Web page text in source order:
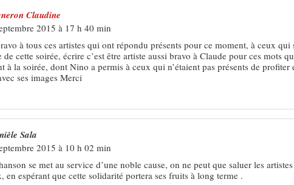
Claudine
2015 à 17 h 40 min
à tous ces artistes qui ont répondu présents pour ce moment, à ceux qui
de cette soirée, écrire c’est être artiste aussi bravo à Claude pour ces mots
à la soirée, dont Nino a permis à ceux qui n’étaient pas présents de profiter
ses images Merci
Sala
2015 à 10 h 02 min
se met au service d’une noble cause, on ne peut que saluer les
en espérant que cette solidarité portera ses fruits à long terme .